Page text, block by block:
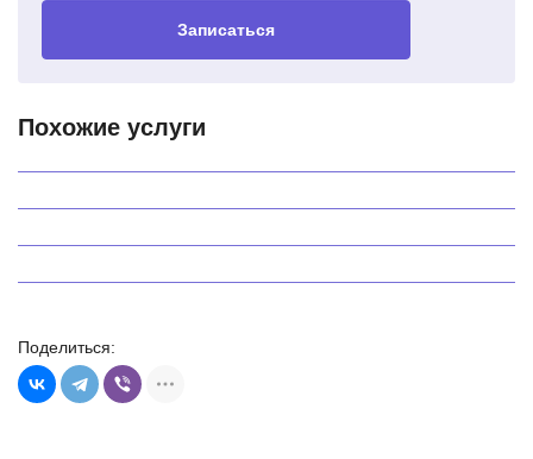
Записаться
Похожие услуги
Ремонт стартера Ford
Поделиться: